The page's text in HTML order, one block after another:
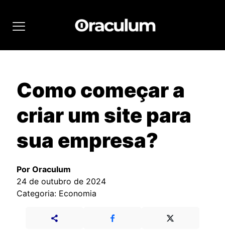
Como começar a
criar um site para
sua empresa?
Por Oraculum
24 de outubro de 2024
Categoria: Economia